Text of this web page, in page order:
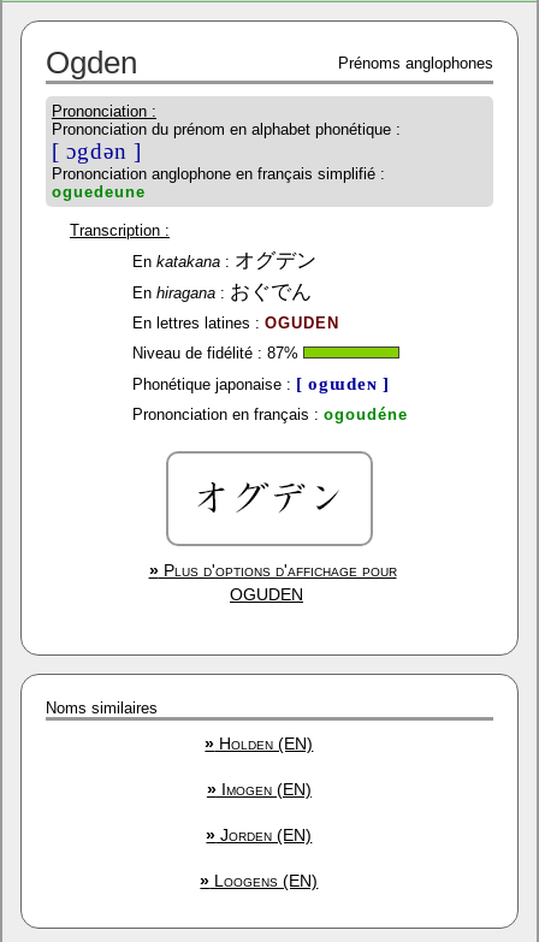
Ogden Prénoms anglophones
Prononciation :
Prononciation du prénom en alphabet phonétique :
[ ɔgdən ]
Prononciation anglophone en français simplifié :
oguedeune
Transcription :
En katakana: オグデン
En hiragana: おぐでん
En lettres latines : OGUDEN
Niveau de fidélité : 87%
Phonétique japonaise : [ ogɯdeɴ ]
Prononciation en français : ogoudéne
»Plus d'options d'affichage pour
OGUDEN
Noms similaires
» Holden (EN)
»Imogen (EN)
» Jorden (EN)
» Loogens (EN)